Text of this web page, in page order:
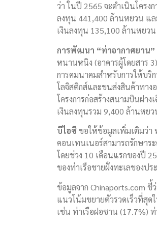
ว่า ในปี 2565 จะดำเนินโครง
ลงทุน 441,400 ล้านหยวน แล
เงินลงทุน 135,100 ล้านหยวน
การพัฒนา “ท่าอากาศยาน”
หนานหนิง (อาคารผู้โดยสาร
การคมนาคมสำหรับการให้บ
โลจิสติกส์และขนส่งสินค้าทาง
โครงการก่อสร้างสนามบินฝา
เงินลงทุนรวม 9,400 ล้านหยว
บีไอซีขอให้ข้อมูลเพิ่มเติมว่า
คอนเทนเนอร์สามารถรักษาร
โดยช่วง 10 เดือนแรกของปี
ของท่าเรือชายฝั่งทะเลของปร
ข้อมูลจาก Chinaports.com
แนวโน้มขยายตัวรวดเร็วที่สุด
เช่น ท่าเรือฝอซาน (17.7%)